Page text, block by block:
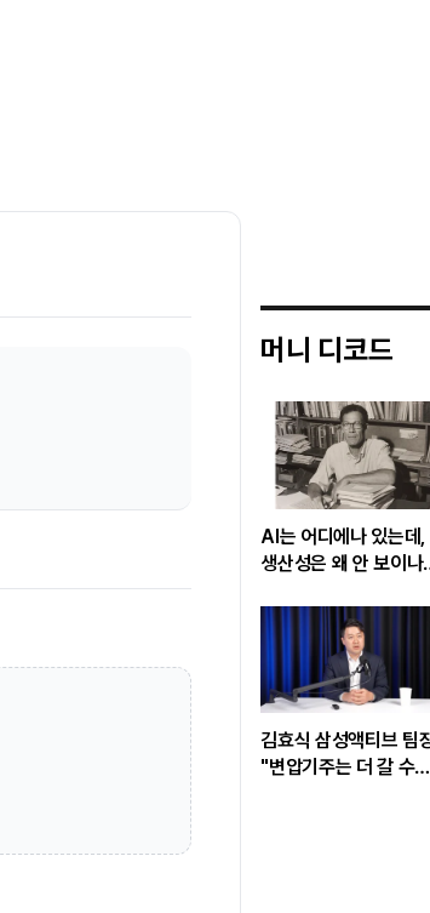
머니 디코드
AI는 어디에나 있는데,
생산성은 왜 안 보이
‘솔로우 패러독스’
김효식 삼성액티브 팀
"변압기주는 더 갈 수